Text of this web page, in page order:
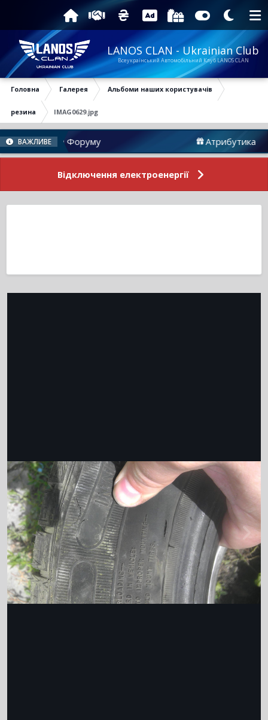
LANOS CLAN - Ukrainian Club
Всеукраїнський Автомобільний Клуб LANOS CLAN
Головна Галерея Альбоми наших користувачів
резина IMAG0629.jpg
ВАЖЛИВЕ
Новини Форуму Атрибутика
Відключення електроенергії